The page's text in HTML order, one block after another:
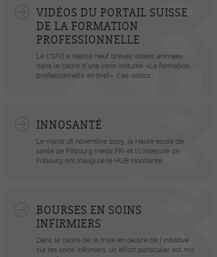
VIDÉOS DU PORTAIL SUISSE
DE LA FORMATION
PROFESSIONNELLE
Le CSFO a réalisé neuf brèves vidéos animées
dans le cadre d’une série intitulée «La formation
professionnelle en bref». Ces vidéos...
INNOSANTÉ
Le mardi 18 novembre 2025, la Haute école de
santé de Fribourg (Heds FR) et l'Université de
Fribourg ont inauguré le HUB InnoSanté.
BOURSES EN SOINS
INFIRMIERS
Dans le cadre de la mise en œuvre de l’initiative
sur les soins infirmiers, un effort particulier est mis